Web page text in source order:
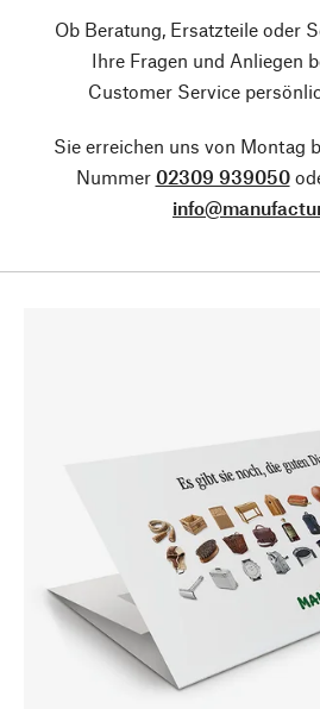
Ob Beratung, Ersatzteile oder
Ihre Fragen und Anliegen
Customer Service
Sie erreichen uns von Montag
Nummer 02309 939050